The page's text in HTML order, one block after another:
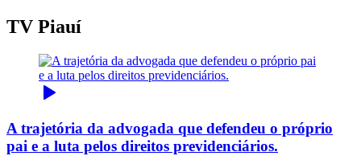
TV Piauí
A trajetória da advogada que defendeu o próprio
pai e a luta pelos direitos previdenciários.